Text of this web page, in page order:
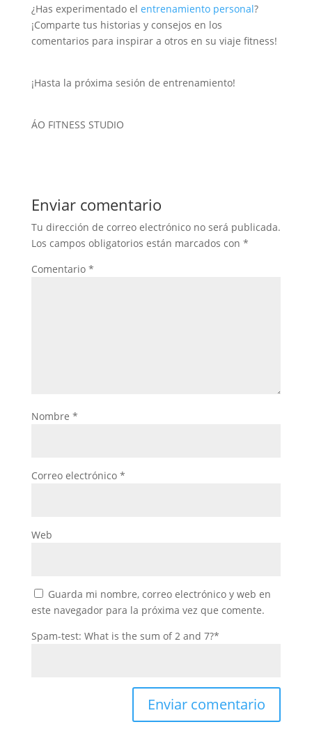
¿Has experimentado el entrenamiento personal?
¡Comparte tus historias y consejos en los
comentarios para inspirar a otros en su viaje fitness!
¡Hasta la próxima sesión de entrenamiento!
ÁO FITNESS STUDIO
Enviar comentario
Tu dirección de correo electrónico no será publicada.
Los campos obligatorios están marcados con *
Comentario *
Nombre *
Correo electrónico *
Web
Guarda mi nombre, correo electrónico y web en
este navegador para la próxima vez que comente.
Spam-test: What is the sum of 2 and 7?*